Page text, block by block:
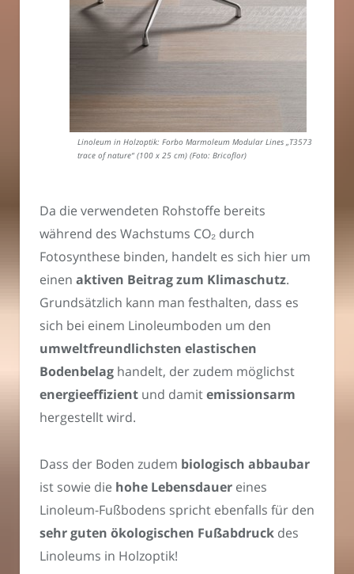
Linoleum in Holzoptik: Forbo Marmoleum Modular Lines „T3573
trace of nature“ (100 x 25 cm) (Foto: Bricoflor)
Da die verwendeten Rohstoffe bereits
während des Wachstums CO₂ durch
Fotosynthese binden, handelt es sich hier um
einen aktiven Beitrag zum Klimaschutz.
Grundsätzlich kann man festhalten, dass es
sich bei einem Linoleumboden um den
umweltfreundlichsten elastischen
Bodenbelag handelt, der zudem möglichst
energieeffizient und damitemissionsarm
hergestellt wird.
Dass der Boden zudem biologisch abbaubar
ist sowie die hohe Lebensdauer eines
Linoleum-Fußbodens spricht ebenfalls für den
sehr guten ökologischen Fußabdruck des
Linoleums in Holzoptik!